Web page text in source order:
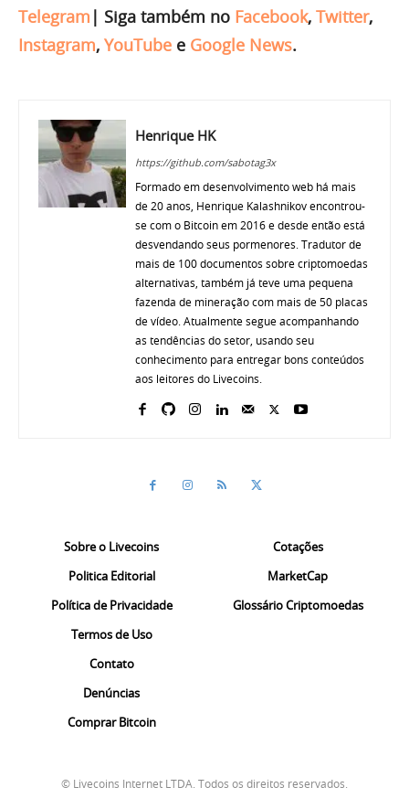
Telegram | Siga também no Facebook, Twitter,
Instagram, YouTube e Google News.
Henrique HK
https://github.com/sabotag3x
Formado em desenvolvimento web há mais
de 20 anos, Henrique Kalashnikov encontrou-
se com o Bitcoin em 2016 e desde então está
desvendando seus pormenores. Tradutor de
mais de 100 documentos sobre criptomoedas
alternativas, também já teve uma pequena
fazenda de mineração com mais de 50 placas
de vídeo. Atualmente segue acompanhando
as tendências do setor, usando seu
conhecimento para entregar bons conteúdos
aos leitores do Livecoins.
Sobre o Livecoins
Politica Editorial
Política de Privacidade
Termos de Uso
Contato
Denúncias
Comprar Bitcoin
Cotações
MarketCap
Glossário Criptomoedas
© Livecoins Internet LTDA. Todos os direitos reservados.